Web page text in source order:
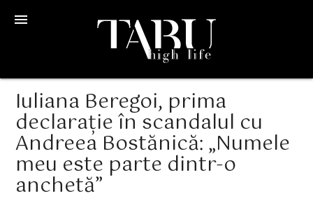
menu
Iuliana Beregoi, prima
declarație în scandalul cu
Andreea Bostănică: „Numele
meu este parte dintr-o
anchetă”